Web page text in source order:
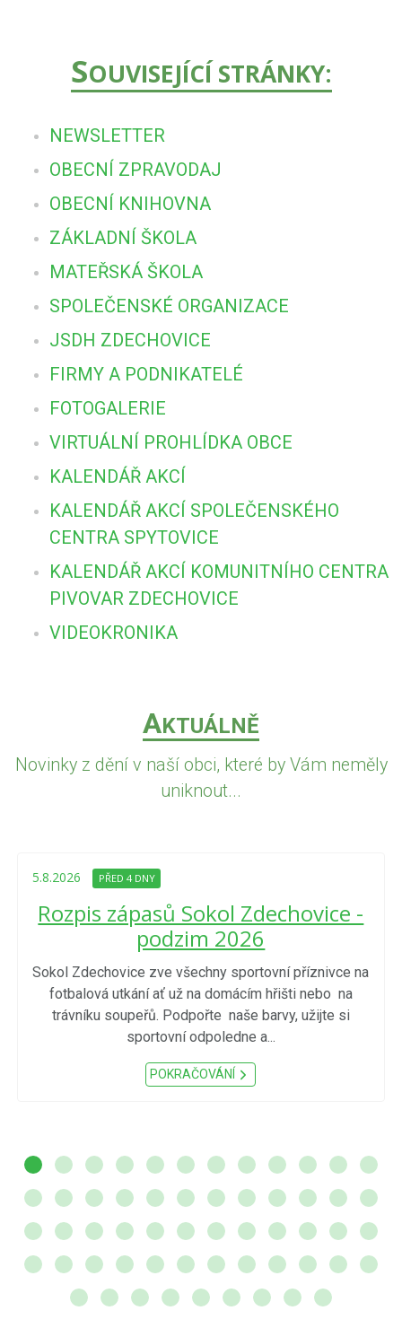
SOUVISEJÍCÍ STRÁNKY:
NEWSLETTER
OBECNÍ ZPRAVODAJ
OBECNÍ KNIHOVNA
ZÁKLADNÍ ŠKOLA
MATEŘSKÁ ŠKOLA
SPOLEČENSKÉ ORGANIZACE
JSDH ZDECHOVICE
FIRMY A PODNIKATELÉ
FOTOGALERIE
VIRTUÁLNÍ PROHLÍDKA OBCE
KALENDÁŘ AKCÍ
KALENDÁŘ AKCÍ SPOLEČENSKÉHO
CENTRA SPYTOVICE
KALENDÁŘ AKCÍ KOMUNITNÍHO CENTRA
PIVOVAR ZDECHOVICE
VIDEOKRONIKA
AKTUÁLNĚ
Novinky z dění v naší obci, které by Vám neměly
uniknout...
5.8.2026 PŘED 4 DNY
Rozpis zápasů Sokol Zdechovice -
podzim 2026
Sokol Zdechovice zve všechny sportovní příznivce na
fotbalová utkání ať už na domácím hřišti nebo na
trávníku soupeřů. Podpořte naše barvy, užijte si
sportovní odpoledne a...
POKRAČOVÁNÍ